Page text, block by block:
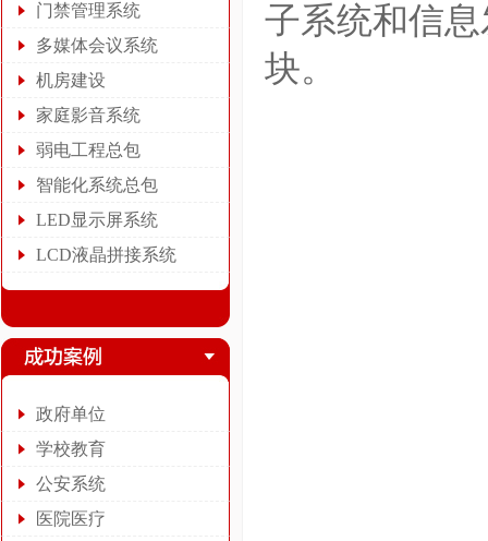
门禁管理系统
多媒体会议系统
机房建设
家庭影音系统
弱电工程总包
智能化系统总包
LED显示屏系统
LCD液晶拼接系统
政府单位
学校教育
公安系统
医院医疗
子系统和信
块。